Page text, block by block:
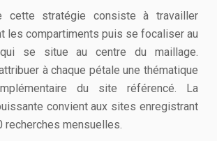
cette stratégie consiste à travailler
les compartiments puis se focaliser au
se situe au centre du maillage.
à chaque pétale une thématique
du site référencé. La
convient aux sites enregistrant
recherches mensuelles.